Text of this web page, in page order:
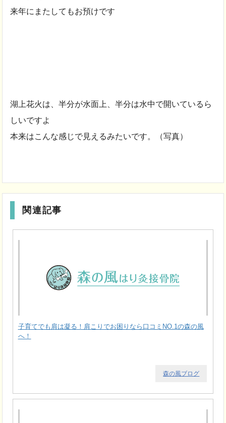
来年にまたしてもお預けです
湖上花火は、半分が水面上、半分は水中で開いているら
しいですよ
本来はこんな感じで見えるみたいです。（写真）
関連記事
子育てでも肩は凝る！肩こりでお困りなら口コミNO.1の森の風
へ！
森の風ブログ